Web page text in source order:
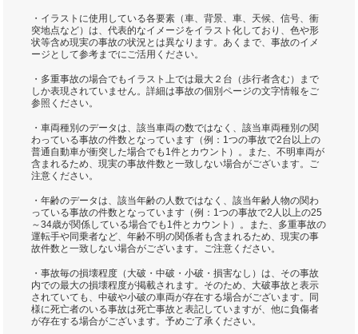
・イラストに使用している各要素（車、背景、車、天候、信号、衝
突地点など）は、代表的なイメージをイラスト化しており、色や形
状等含め現実の事故の状況とは異なります。あくまで、事故のイメ
ージとして参考までにご活用ください。
・多重事故の場合でもイラスト上では最大２台（歩行者含む）まで
しか表現されていません。詳細は事故の個別ページの文字情報をご
参照ください。
・車両種別のデータは、該当車両の数ではなく、該当車両種別の関
わっている事故の件数となっています（例：1つの事故で2台以上の
普通自動車が衝突した場合でも1件とカウント）。また、不明車両が
含まれるため、現実の事故件数と一致しない場合がございます。ご
注意ください。
・年齢のデータは、該当年齢の人数ではなく、該当年齢人物の関わ
っている事故の件数となっています（例：1つの事故で2人以上の25
～34歳が関係している場合でも1件とカウント）。また、多重事故の
運転手や同乗者など、年齢不明の関係者も含まれるため、現実の事
故件数と一致しない場合がございます。ご注意ください。
・事故毎の損壊程度（大破・中破・小破・損害なし）は、その事故
内での最大の損壊程度が掲載されます。そのため、大破事故と表示
されていても、中破や小破の車両が存在する場合がございます。同
様に死亡者のいる事故は死亡事故と表記していますが、他に負傷者
が存在する場合がございます。予めご了承ください。